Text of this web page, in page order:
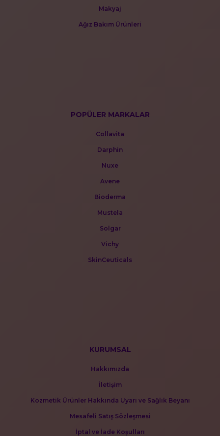
Makyaj
Ağız Bakım Ürünleri
POPÜLER MARKALAR
Collavita
Darphin
Nuxe
Avene
Bioderma
Mustela
Solgar
Vichy
SkinCeuticals
KURUMSAL
Hakkımızda
İletişim
Kozmetik Ürünler Hakkında Uyarı ve Sağlık Beyanı
Mesafeli Satış Sözleşmesi
İptal ve İade Koşulları